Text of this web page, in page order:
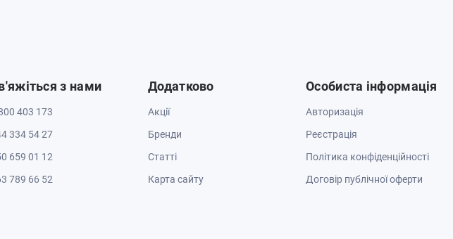
з нами
403 173
334 54 27
659 01 12
789 66 52
Додатково
Акції
Бренди
Cтатті
Карта сайту
Особиста інформація
Авторизація
Реєстрація
Політика конфіденційності
Договір публічної оферти